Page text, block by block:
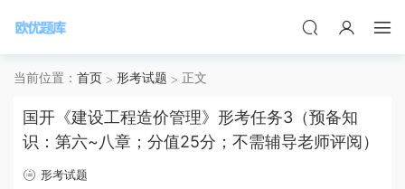
当前位置： 首页 形考试题 正文
国开《建设工程造价管理》形考任务3（预备知
识：第六~八章；分值25分；不需辅导老师评阅）
形考试题